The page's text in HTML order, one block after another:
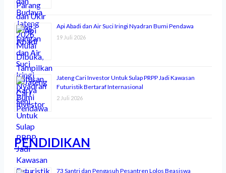
Api Abadi dan Air Suci Iringi Nyadran Bumi Pendawa
19 Juli 2026
Jateng Cari Investor Untuk Sulap PRPP Jadi Kawasan
Futuristik Bertaraf Internasional
2 Juli 2026
PENDIDIKAN
73 Santri dan Pengasuh Pesantren Lolos Beasiswa